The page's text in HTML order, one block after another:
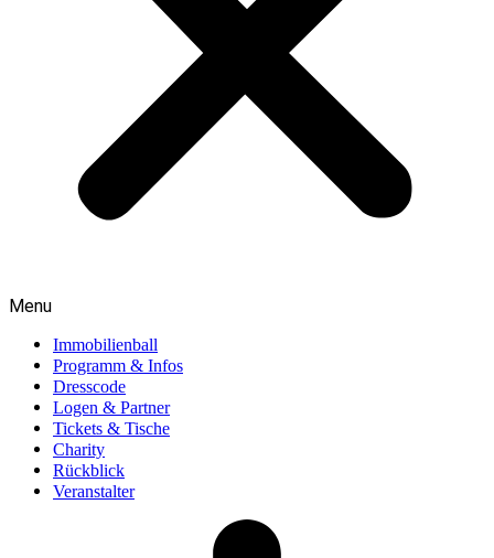
Menu
Immobilienball
Programm & Infos
Dresscode
Logen & Partner
Tickets & Tische
Charity
Rückblick
Veranstalter